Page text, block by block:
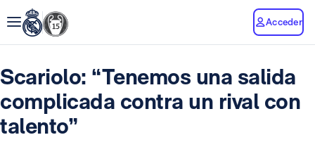
Acceder
Scariolo: “Tenemos una salida
complicada contra un rival con
talento”